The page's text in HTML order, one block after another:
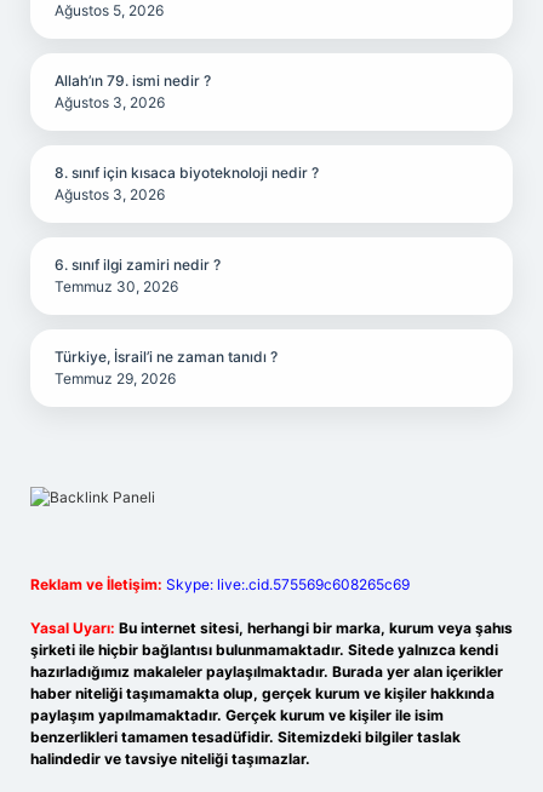
Ağustos 5, 2026
Allah’ın 79. ismi nedir ?
Ağustos 3, 2026
8. sınıf için kısaca biyoteknoloji nedir ?
Ağustos 3, 2026
6. sınıf ilgi zamiri nedir ?
Temmuz 30, 2026
Türkiye, İsrail’i ne zaman tanıdı ?
Temmuz 29, 2026
Reklam ve İletişim: Skype: live:.cid.575569c608265c69
Yasal Uyarı: Bu internet sitesi, herhangi bir marka, kurum veya şahıs
şirketi ile hiçbir bağlantısı bulunmamaktadır. Sitede yalnızca kendi
hazırladığımız makaleler paylaşılmaktadır. Burada yer alan içerikler
haber niteliği taşımamakta olup, gerçek kurum ve kişiler hakkında
paylaşım yapılmamaktadır. Gerçek kurum ve kişiler ile isim
benzerlikleri tamamen tesadüfidir. Sitemizdeki bilgiler taslak
halindedir ve tavsiye niteliği taşımazlar.